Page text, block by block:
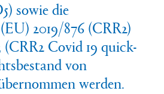
sowie die
2019/876 (CRR2)
(CRR2 Covid 19 quick-
von
werden.